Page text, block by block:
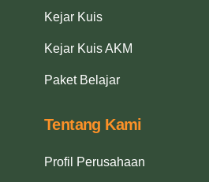
Kejar Kuis
Kejar Kuis AKM
Paket Belajar
Tentang Kami
Profil Perusahaan